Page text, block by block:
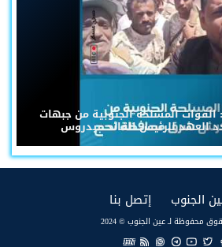
القوات المسلحة الجنوبية من جبهات
العهد للرئيس القائد عيدروس
الجنوب إتصل بنا
محفوظة لـ عين الجنوب © 2024
EN